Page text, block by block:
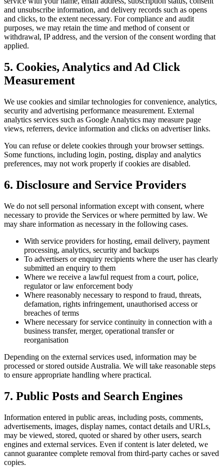
and unsubscribe information, and delivery records such as opens
and clicks, to the extent necessary. For compliance and audit
purposes, we may retain the time and method of consent or
withdrawal, IP address, and the version of the consent wording that
applied.
5. Cookies, Analytics and Ad Click
Measurement
We use cookies and similar technologies for convenience, analytics,
security and advertising performance measurement. External
analytics services such as Google Analytics may measure page
views, referrers, device information and clicks on advertiser links.
You can refuse or delete cookies through your browser settings.
Some functions, including login, posting, display and analytics
preferences, may not work properly if cookies are disabled.
6. Disclosure and Service Providers
We do not sell personal information except with consent, where
necessary to provide the Services or where permitted by law. We
may share information as necessary in the following cases.
With service providers for hosting, email delivery, payment
processing, analytics, security and backups
To advertisers or enquiry recipients where the user has clearly
submitted an enquiry to them
Where we receive a lawful request from a court, police,
regulator or law enforcement body
Where reasonably necessary to respond to fraud, threats,
defamation, rights infringement, unauthorised access or
breaches of terms
Where necessary for service continuity in connection with a
business transfer, merger, operational transfer or
reorganisation
Depending on the external services used, information may be
processed or stored outside Australia. We will take reasonable steps
to ensure appropriate handling where practical.
7. Public Posts and Search Engines
Information entered in public areas, including posts, comments,
advertisements, images, display names, contact details and URLs,
may be viewed, stored, quoted or shared by other users, search
engines and external services. Even if content is later deleted, we
cannot guarantee complete removal from third-party caches or saved
copies.